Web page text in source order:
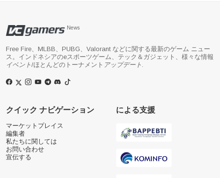
News
Free Fire、MLBB、PUBG、Valorant などに関する最新のゲーム ニュー
ス。インドネシアのeスポーツゲーム、テック＆ガジェット、様々な情報
イベント/ほとんどのトーナメント アップデート .
クイック ナビゲーション
マーケットプレイス
編集者
私たちに関しては
お問い合わせ
宣伝する
による支援